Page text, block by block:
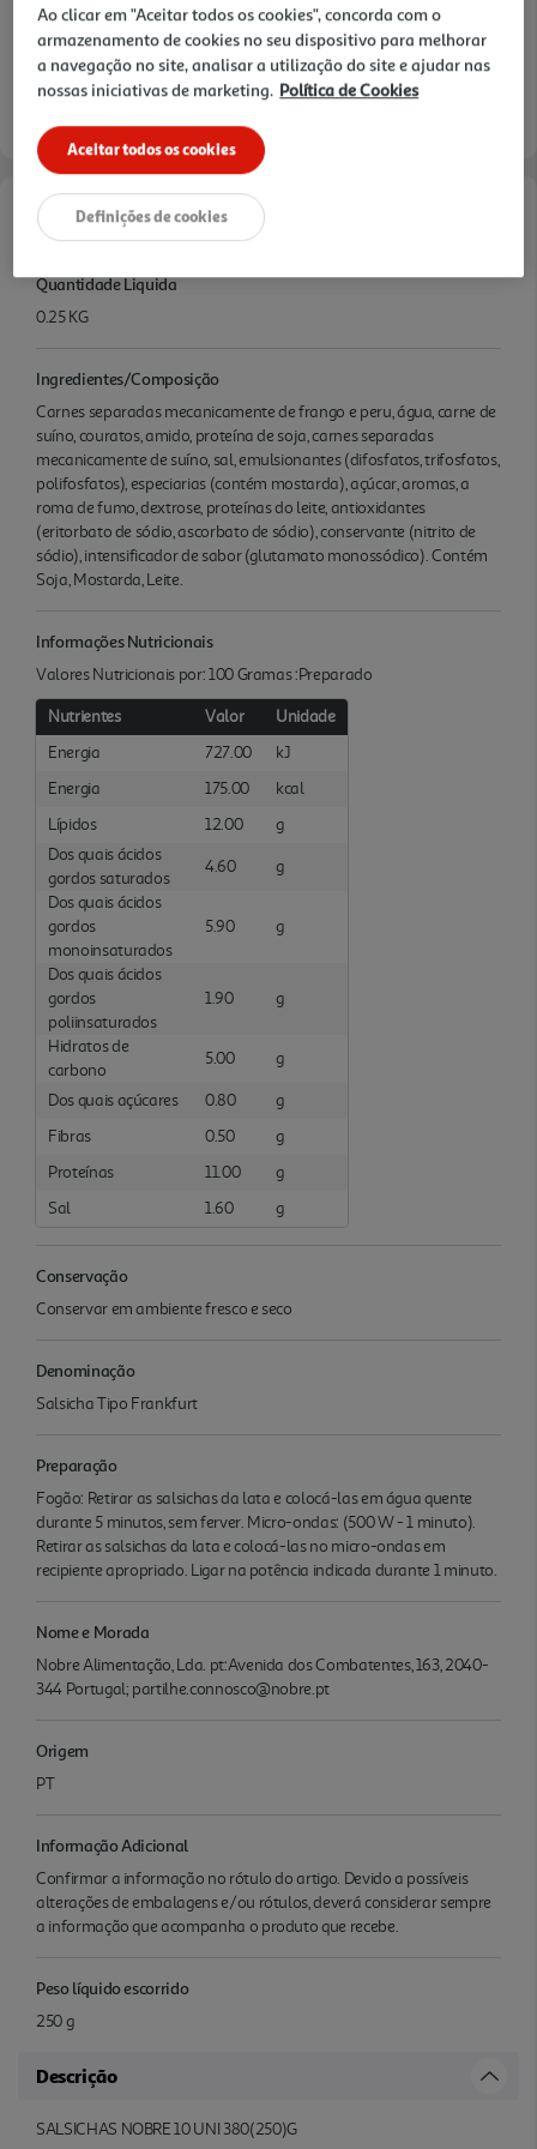
Características
Quantidade Liquida
0.25 KG
Ingredientes/Composição
Carnes separadas mecanicamente de frango e peru, água, carne de
suíno, couratos, amido, proteína de soja, carnes separadas
mecanicamente de suíno, sal, emulsionantes (difosfatos, trifosfatos,
polifosfatos), especiarias (contém mostarda), açúcar, aromas, a
roma de fumo, dextrose, proteínas do leite, antioxidantes
(eritorbato de sódio, ascorbato de sódio), conservante (nitrito de
sódio), intensificador de sabor (glutamato monossódico). Contém
Soja, Mostarda, Leite.
Informações Nutricionais
Valores Nutricionais por: 100 Gramas :Preparado
Nutrientes Valor
Unidade
Energia
727.00
kJ
Energia
175.00
kcal
Lípidos
12.00
g
Dos quais ácidos
gordos saturados
4.60
g
Dos quais ácidos
gordos
monoinsaturados
5.90 g
Dos quais ácidos
gordos
poliinsaturados
1.90 g
Hidratos de
carbono
5.00 g
Dos quais açúcares 0.80
g
Fibras
0.50
g
Proteínas
11.00
g
Sal
1.60 g
Conservação
Conservar em ambiente fresco e seco
Denominação
Salsicha Tipo Frankfurt
Preparação
Fogão: Retirar as salsichas da lata e colocá-las em água quente
durante 5 minutos, sem ferver. Micro-ondas: (500 W - 1 minuto).
Retirar as salsichas da lata e colocá-las no micro-ondas em
recipiente apropriado. Ligar na potência indicada durante 1 minuto.
Nome e Morada
Nobre Alimentação, Lda. pt:Avenida dos Combatentes, 163, 2040-
344 Portugal; partilhe.connosco@nobre.pt
Origem
PT
Informação Adicional
Confirmar a informação no rótulo do artigo. Devido a possíveis
alterações de embalagens e/ou rótulos, deverá considerar sempre
a informação que acompanha o produto que recebe.
Peso líquido escorrido
250 g
Descrição
SALSICHAS NOBRE 10 UNI 380(250)G
Ao clicar em "Aceitar todos os cookies", concorda com o
armazenamento de cookies no seu dispositivo para melhorar
a navegação no site, analisar a utilização do site e ajudar nas
nossas iniciativas de marketing. Política de Cookies
Aceitar todos os cookies
Definições de cookies